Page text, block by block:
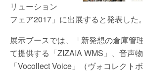
リューション
フェア2017」に出展すると発表した。
展示ブースでは、「新発想の倉庫管
て提供する「ZIZAIA WMS」、音声
「Vocollect Voice」（ヴォコレクト